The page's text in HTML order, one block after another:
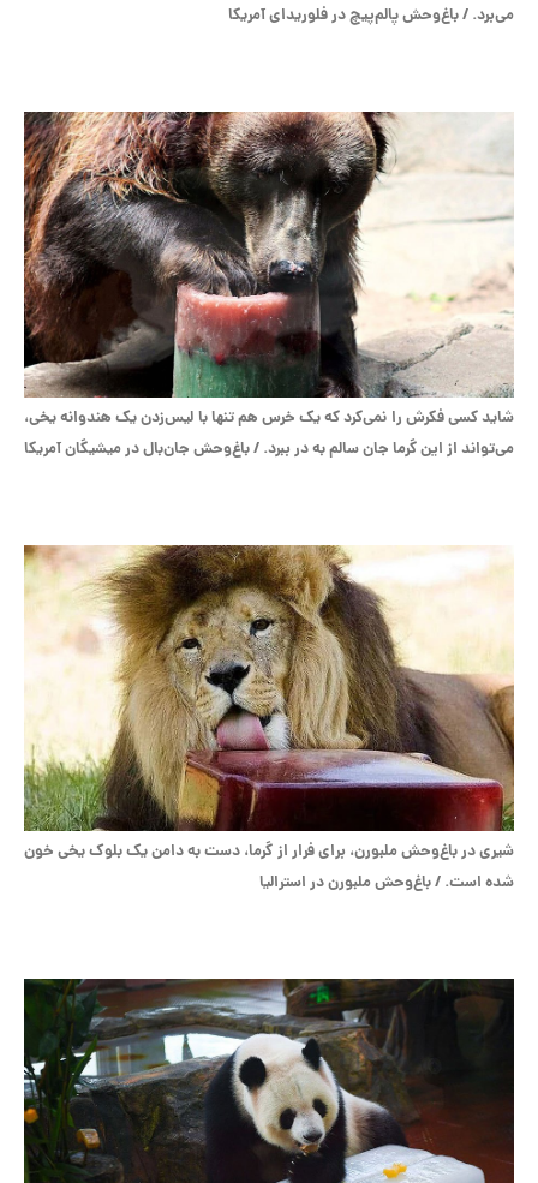
می‌برد. / باغ‌وحش پالم‌پیچ در فلوریدای آمریکا
شاید کسی فکرش را نمی‌کرد که یک خرس هم تنها با لیس‌زدن یک هندوانه یخی،
می‌تواند از این گرما جان سالم به در ببرد. / باغ‌وحش جان‌بال در میشیگان آمریکا
شیری در باغ‌وحش ملبورن، برای فرار از گرما، دست به دامن یک بلوک یخی خون
شده است. / باغ‌وحش ملبورن در استرالیا